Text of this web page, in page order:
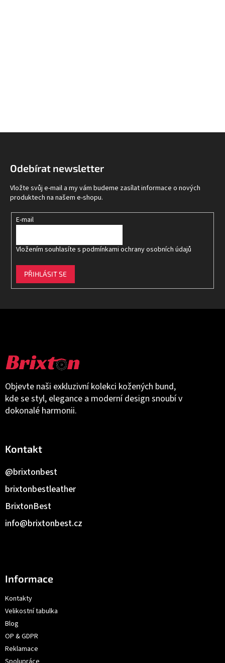
Objevte naši exkluzivní kolekci kožených bund,
kde se styl, elegance a moderní design snoubí v
dokonalé harmonii.
Kontakt
info@brixtonbest.cz
BrixtonBest
brixtonbestleather
@brixtonbest
Informace
Kontakty
Velikostní tabulka
Blog
OP & GDPR
Reklamace
Odebírat newsletter
Vložte svůj e-mail a my vám budeme zasílat informace o nových
produktech na našem e-shopu.
E-mail
Vložením souhlasíte s podmínkami ochrany osobních údajů
PŘIHLÁSIT SE